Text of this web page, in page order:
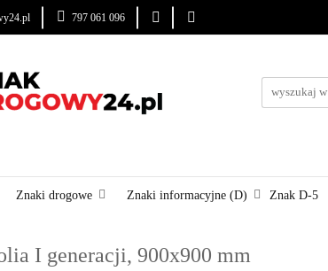
797 061 096
ZNAKI DROGOWE
Znaki drogowe Znaki informacyjne (D) Znak D-5
I generacji, 900x900 mm